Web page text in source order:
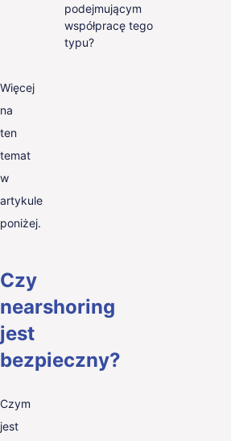
podejmującym
współpracę tego
typu?
Więcej
na
ten
temat
w
artykule
poniżej.
Czy
nearshoring
jest
bezpieczny?
Czym
jest